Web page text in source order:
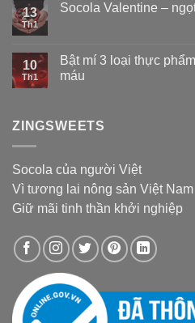
13
Th1
Socola Valentine –
10
Th1
Bật mí 3 loại thực
máu
ZINGSWEETS
Socola của người Việt
Vì tương lai nông sản Việt Nam
Giữ mãi tinh thần khởi nghiệp